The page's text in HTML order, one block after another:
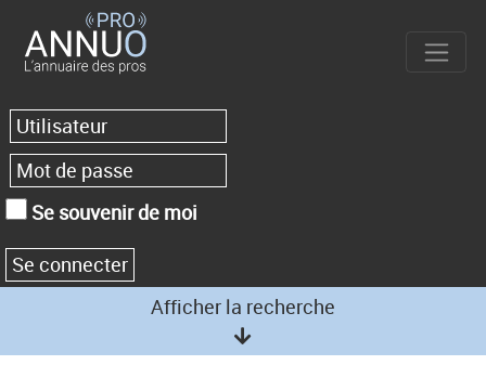
Se souvenir de moi
Afficher la recherche